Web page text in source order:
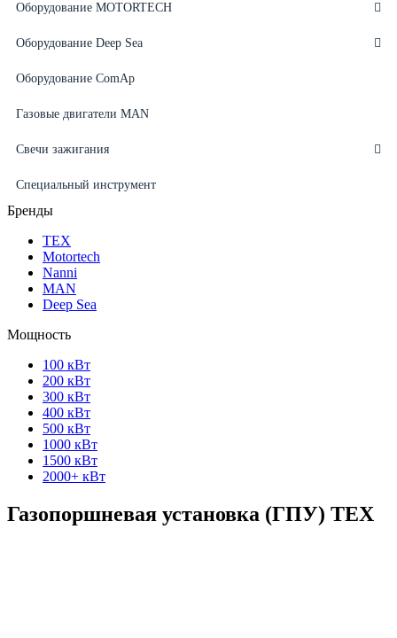
Оборудование MOTORTECH
Оборудование Deep Sea
Оборудование ComAp
Газовые двигатели MAN
Свечи зажигания
Специальный инструмент
Бренды
ТЕХ
Motortech
Nanni
MAN
Deep Sea
Мощность
100 кВт
200 кВт
300 кВт
400 кВт
500 кВт
1000 кВт
1500 кВт
2000+ кВт
Газопоршневая установка (ГПУ) ТЕХ